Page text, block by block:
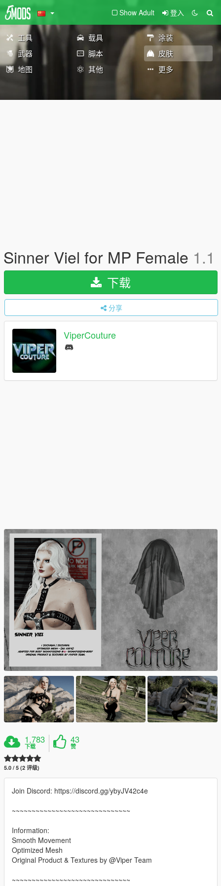
Show Adult 登入
工具 载具
涂装
武器
脚本
皮肤
地图
其他 更多
Sinner Viel for MP Female 1.1
下载
分享
ViperCouture
1,783
下载
43
赞
5.0 / 5 (2 评级)
Join Discord: https://discord.gg/ybyJV42c4e
~~~~~~~~~~~~~~~~~~~~~~~~~~~~~~
Information:
Smooth Movement
Optimized Mesh
Original Product & Textures by @Viper Team
~~~~~~~~~~~~~~~~~~~~~~~~~~~~~~